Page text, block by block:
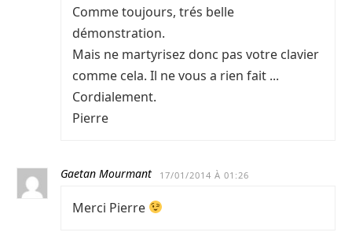
Comme toujours, trés belle
démonstration.
Mais ne martyrisez donc pas votre clavier
comme cela. Il ne vous a rien fait ...
Cordialement.
Pierre
Gaetan Mourmant 17/01/2014 À 01:26
Merci Pierre